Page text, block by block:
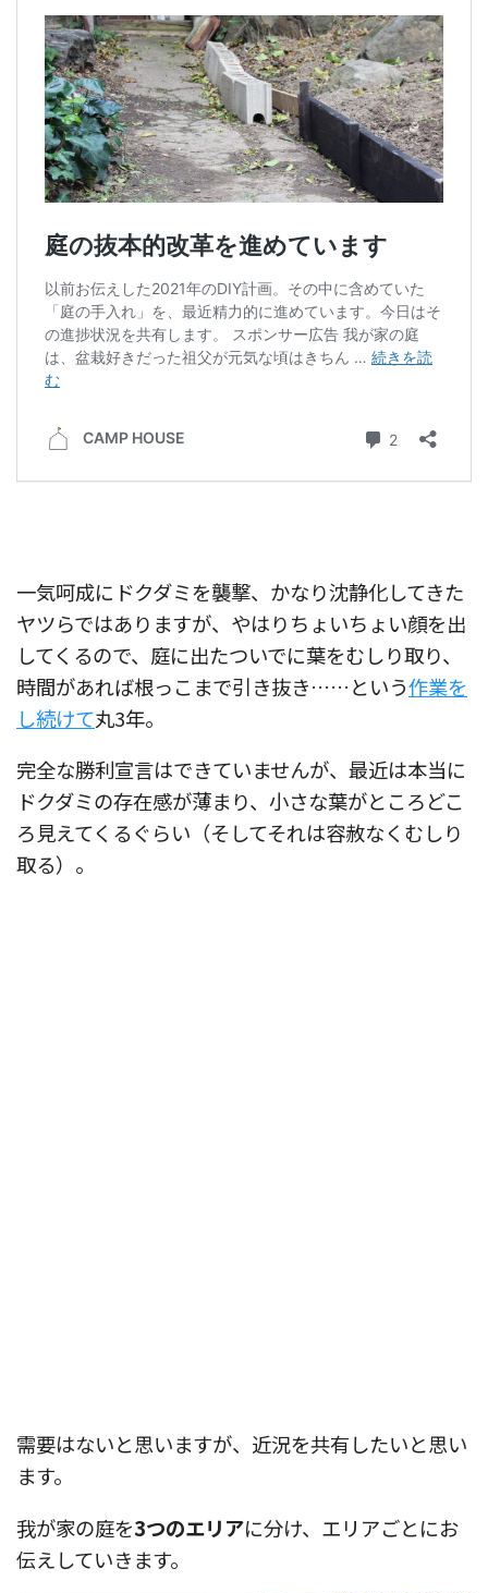
一気呵成にドクダミを襲撃、かなり沈静化してきた
ヤツらではありますが、やはりちょいちょい顔を出
してくるので、庭に出たついでに葉をむしり取り、
時間があれば根っこまで引き抜き……という作業を
し続けて丸3年。
完全な勝利宣言はできていませんが、最近は本当に
ドクダミの存在感が薄まり、小さな葉がところどこ
ろ見えてくるぐらい（そしてそれは容赦なくむしり
取る）。
需要はないと思いますが、近況を共有したいと思い
ます。
我が家の庭を3つのエリアに分け、エリアごとにお
伝えしていきます。